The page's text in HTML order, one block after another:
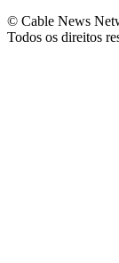
© Cable News
Todos os direitos